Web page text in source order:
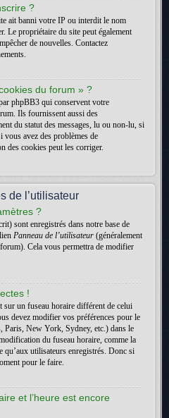
?
ait banni votre IP ou interdit le nom
Le propriétaire du site peut également
de nouvelles. Contactez
du forum » ?
phpBB3 qui conservent votre
Ils fournissent aussi des
du statut des messages, lu ou non-lu, si
vous avez des problèmes de
des cookies peut les corriger.
de l’utilisateur
?
sont enregistrés dans notre base de
Panneau de l’utilisateur (généralement
Cela vous permettra de modifier
!
sur un fuseau horaire différent de celui
devez modifier vos préférences pour le
Paris, New York, Sydney, etc.) dans le
du fuseau horaire, comme la
qu’aux utilisateurs enregistrés. Donc si
pour le faire.
et l’heure est encore